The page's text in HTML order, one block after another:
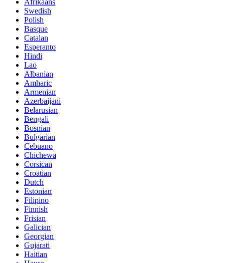
Afrikaans
Swedish
Polish
Basque
Catalan
Esperanto
Hindi
Lao
Albanian
Amharic
Armenian
Azerbaijani
Belarusian
Bengali
Bosnian
Bulgarian
Cebuano
Chichewa
Corsican
Croatian
Dutch
Estonian
Filipino
Finnish
Frisian
Galician
Georgian
Gujarati
Haitian